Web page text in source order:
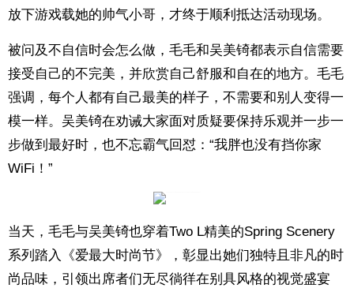
放下游戏载她的帅气小哥，才终于顺利抵达活动现场。
被问及不自信时会怎么做，毛毛和吴美锜都表示自信需要
接受自己的不完美，并欣赏自己舒服和自在的地方。毛毛
强调，每个人都有自己最美的样子，不需要和别人变得一
模一样。吴美锜在劝诫大家面对质疑要保持乐观并一步一
步做到最好时，也不忘霸气回怼：“我胖也没有挡你家
WiFi！”
当天，毛毛与吴美锜也穿着Two L精美的Spring Scenery
系列踏入《爱最大时尚节》，彰显出她们独特且非凡的时
尚品味，引领出席者们无尽徜徉在别具风格的视觉盛宴